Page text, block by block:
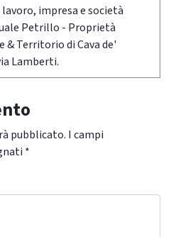
impresa e società
Petrillo - Proprietà
& Territorio di Cava de'
Lamberti.
pubblicato. I campi
*